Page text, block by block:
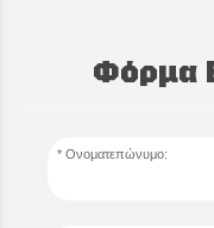
Φόρμα
Ονοματεπώνυμο: